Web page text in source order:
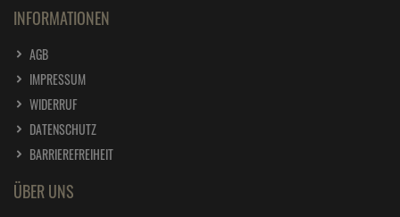
INFORMATIONEN
AGB
IMPRESSUM
WIDERRUF
DATENSCHUTZ
BARRIEREFREIHEIT
ÜBER UNS